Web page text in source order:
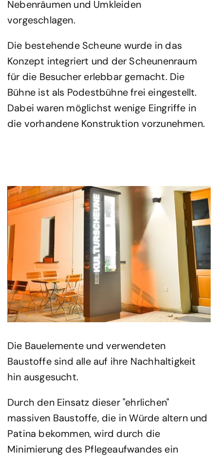
Nebenräumen und Umkleiden
vorgeschlagen.
Die bestehende Scheune wurde in das
Konzept integriert und der Scheunenraum
für die Besucher erlebbar gemacht. Die
Bühne ist als Podestbühne frei eingestellt.
Dabei waren möglichst wenige Eingriffe in
die vorhandene Konstruktion vorzunehmen.
Die Bauelemente und verwendeten
Baustoffe sind alle auf ihre Nachhaltigkeit
hin ausgesucht.
Durch den Einsatz dieser "ehrlichen"
massiven Baustoffe, die in Würde altern und
Patina bekommen, wird durch die
Minimierung des Pflegeaufwandes ein